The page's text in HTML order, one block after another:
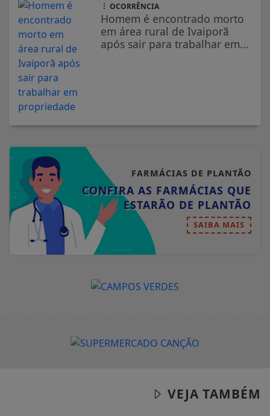
OCORRÊNCIA
Homem é encontrado morto
em área rural de Ivaiporã
após sair para trabalhar em...
FARMÁCIAS DE PLANTÃO
CONFIRA AS FARMÁCIAS QUE
ESTARÃO DE PLANTÃO
SAIBA MAIS
VEJA TAMBÉM